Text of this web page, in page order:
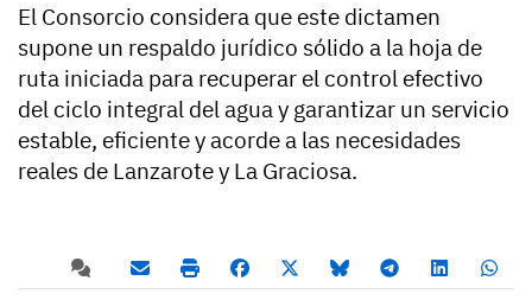
El Consorcio considera que este dictamen
supone un respaldo jurídico sólido a la hoja de
ruta iniciada para recuperar el control efectivo
del ciclo integral del agua y garantizar un servicio
estable, eficiente y acorde a las necesidades
reales de Lanzarote y La Graciosa.